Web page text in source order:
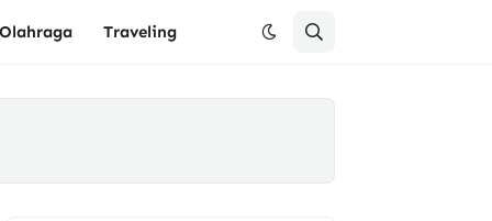
Olahraga Traveling